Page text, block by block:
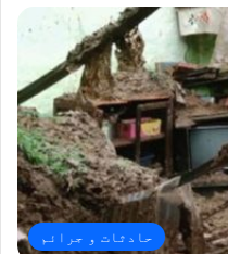
حادثات و جرائم